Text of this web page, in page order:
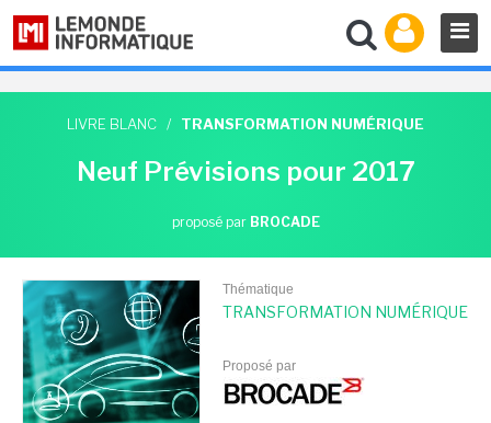
LIVRE BLANC / TRANSFORMATION NUMÉRIQUE
Neuf Prévisions pour 2017
proposé par BROCADE
Thématique
TRANSFORMATION NUMÉRIQUE
Proposé par